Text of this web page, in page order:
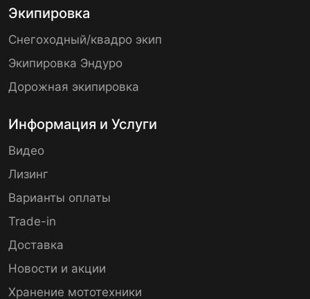
Экипировка
Снегоходный/квадро экип
Экипировка Эндуро
Дорожная экипировка
Информация и Услуги
Видео
Лизинг
Варианты оплаты
Trade-in
Доставка
Новости и акции
Хранение мототехники